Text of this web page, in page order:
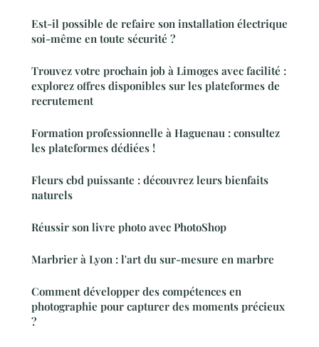
Est-il possible de refaire son installation électrique
soi-même en toute sécurité ?
Trouvez votre prochain job à Limoges avec facilité :
explorez offres disponibles sur les plateformes de
recrutement
Formation professionnelle à Haguenau : consultez
les plateformes dédiées !
Fleurs cbd puissante : découvrez leurs bienfaits
naturels
Réussir son livre photo avec PhotoShop
Marbrier à Lyon : l'art du sur-mesure en marbre
Comment développer des compétences en
photographie pour capturer des moments précieux
?